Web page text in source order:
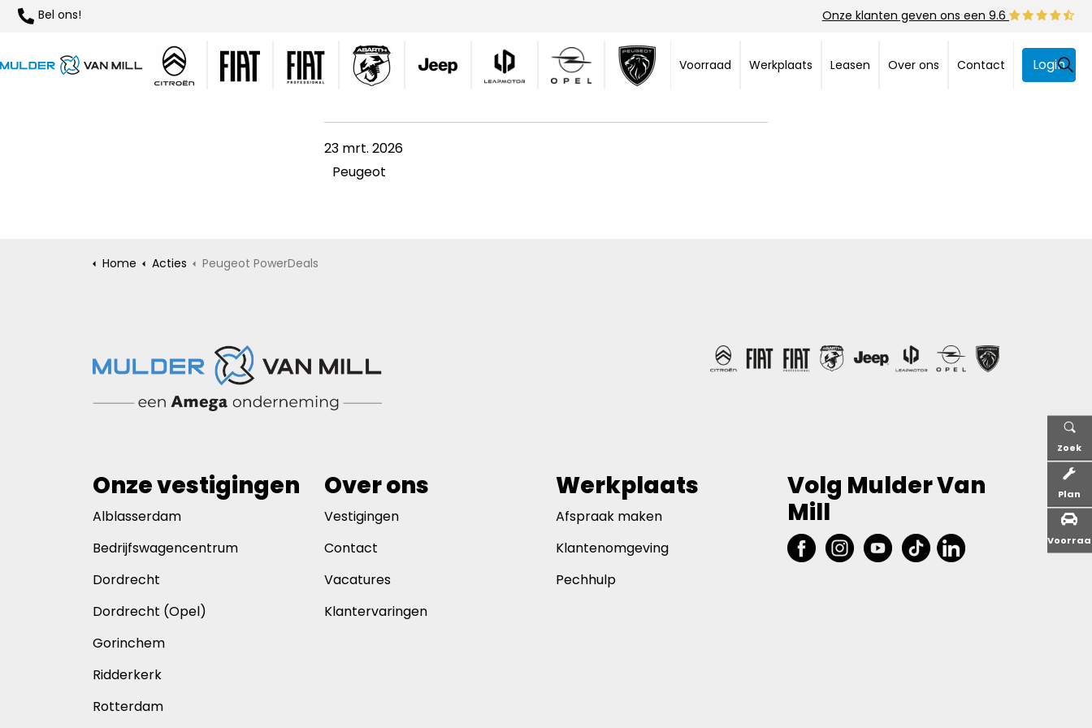
Zoek
Plan
Bel ons! Onze klanten geven ons een 9.6
Voorraad Werkplaats Leasen Over ons Contact Login
23 mrt. 2026
Peugeot
Home Acties Peugeot PowerDeals
Onze vestigingen
Alblasserdam
Bedrijfswagencentrum
Dordrecht
Dordrecht (Opel)
Gorinchem
Ridderkerk
Rotterdam
Over ons
Vestigingen
Contact
Vacatures
Klantervaringen
Werkplaats
Afspraak maken
Klantenomgeving
Pechhulp
Volg Mulder Van
Mill